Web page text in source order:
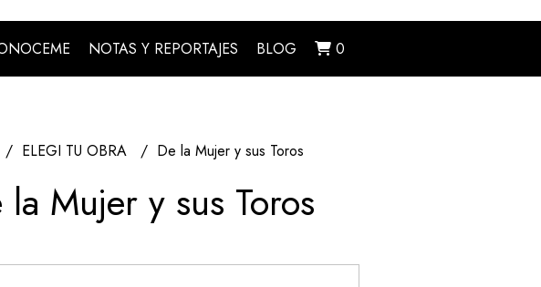
NOTAS Y REPORTAJES BLOG 0
ELEGI TU OBRA De la Mujer y sus Toros
la Mujer y sus Toros